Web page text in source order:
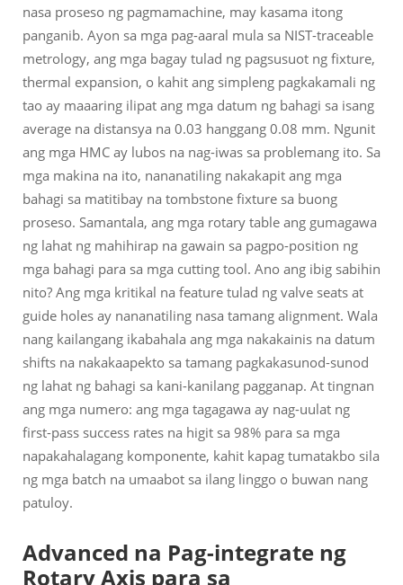
nasa proseso ng pagmamachine, may kasama itong
panganib. Ayon sa mga pag-aaral mula sa NIST-traceable
metrology, ang mga bagay tulad ng pagsusuot ng fixture,
thermal expansion, o kahit ang simpleng pagkakamali ng
tao ay maaaring ilipat ang mga datum ng bahagi sa isang
average na distansya na 0.03 hanggang 0.08 mm. Ngunit
ang mga HMC ay lubos na nag-iwas sa problemang ito. Sa
mga makina na ito, nananatiling nakakapit ang mga
bahagi sa matitibay na tombstone fixture sa buong
proseso. Samantala, ang mga rotary table ang gumagawa
ng lahat ng mahihirap na gawain sa pagpo-position ng
mga bahagi para sa mga cutting tool. Ano ang ibig sabihin
nito? Ang mga kritikal na feature tulad ng valve seats at
guide holes ay nananatiling nasa tamang alignment. Wala
nang kailangang ikabahala ang mga nakakainis na datum
shifts na nakakaapekto sa tamang pagkakasunod-sunod
ng lahat ng bahagi sa kani-kanilang pagganap. At tingnan
ang mga numero: ang mga tagagawa ay nag-uulat ng
first-pass success rates na higit sa 98% para sa mga
napakahalagang komponente, kahit kapag tumatakbo sila
ng mga batch na umaabot sa ilang linggo o buwan nang
patuloy.
Advanced na Pag-integrate ng
Rotary Axis para sa